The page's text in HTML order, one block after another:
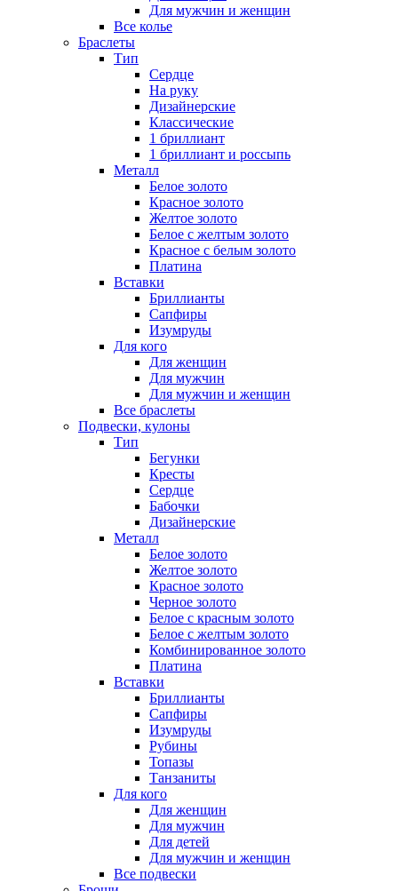
Для мужчин и женщин
Все колье
Браслеты
Тип
Сердце
На руку
Дизайнерские
Классические
1 бриллиант
1 бриллиант и россыпь
Металл
Белое золото
Красное золото
Желтое золото
Белое с желтым золото
Красное с белым золото
Платина
Вставки
Бриллианты
Сапфиры
Изумруды
Для кого
Для женщин
Для мужчин
Для мужчин и женщин
Все браслеты
Подвески, кулоны
Тип
Бегунки
Кресты
Сердце
Бабочки
Дизайнерские
Металл
Белое золото
Желтое золото
Красное золото
Черное золото
Белое с красным золото
Белое с желтым золото
Комбинированное золото
Платина
Вставки
Бриллианты
Сапфиры
Изумруды
Рубины
Топазы
Танзаниты
Для кого
Для женщин
Для мужчин
Для детей
Для мужчин и женщин
Все подвески